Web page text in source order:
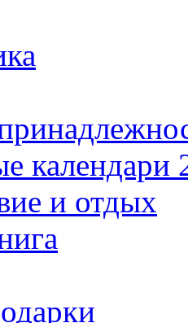
календари
и отдых